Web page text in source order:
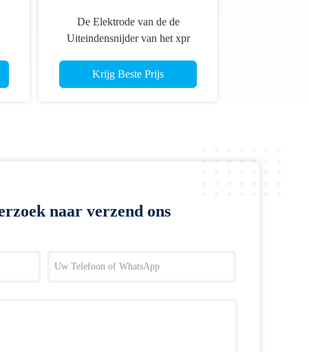
De Elektrode van de de
Uiteindensnijder van het xpr
Krijg Beste Prijs
naar verzend ons